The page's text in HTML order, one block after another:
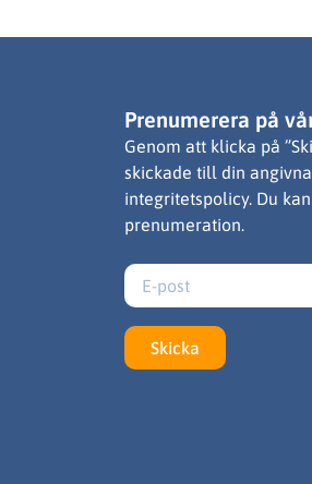
Prenumerera på
Genom att klicka på
skickade till din
integritetspolicy. Du
prenumeration.
Skicka